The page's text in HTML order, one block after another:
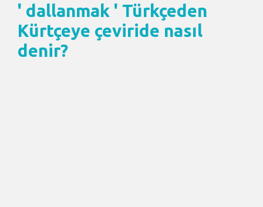
' dallanmak ' Türkçeden
Kürtçeye çeviride nasıl
denir?